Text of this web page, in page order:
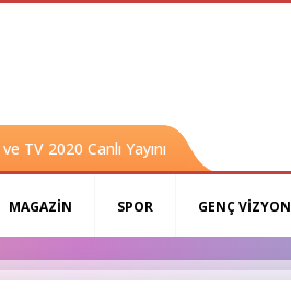
TV 2020 Canlı Yayını
MAGAZİN SPOR GENÇ VİZYON